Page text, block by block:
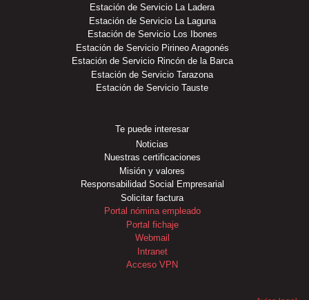
Estación de Servicio La Ladera
Estación de Servicio La Laguna
Estación de Servicio Los Ibones
Estación de Servicio Pirineo Aragonés
Estación de Servicio Rincón de la Barca
Estación de Servicio Tarazona
Estación de Servicio Tauste
Te puede interesar
Noticias
Nuestras certificaciones
Misión y valores
Responsabilidad Social Empresarial
Solicitar factura
Portal nómina empleado
Portal fichaje
Webmail
Intranet
Acceso VPN